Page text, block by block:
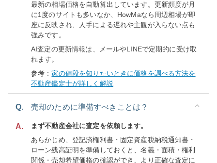
最新の相場価格を自動算出しています。更新頻度が月
に1度のサイトも多いなか、HowMaなら周辺相場が即
座に反映され、人手による遅れや主観が入らない点も
強みです。
AI査定の更新情報は、メールやLINEで定期的に受け取
れます。
参考：家の値段を知りたいときに価格を調べる方法を
不動産鑑定士が詳しく解説
Q. 売却のために準備すべきことは？
A.
まず不動産会社に査定を依頼します。
あらかじめ、登記済権利書・固定資産税納税通知書・
ローン残高証明を準備しておくと、名義・面積・権利
関係・売却希望価格の確認ができ、より正確な査定に